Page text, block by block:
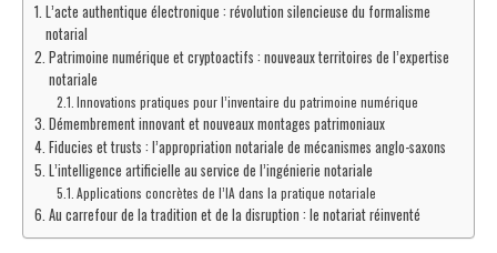
L’acte authentique électronique : révolution silencieuse du formalisme
notarial
Patrimoine numérique et cryptoactifs : nouveaux territoires de l’expertise
notariale
Innovations pratiques pour l’inventaire du patrimoine numérique
Démembrement innovant et nouveaux montages patrimoniaux
Fiducies et trusts : l’appropriation notariale de mécanismes anglo-saxons
L’intelligence artificielle au service de l’ingénierie notariale
Applications concrètes de l’IA dans la pratique notariale
Au carrefour de la tradition et de la disruption : le notariat réinventé